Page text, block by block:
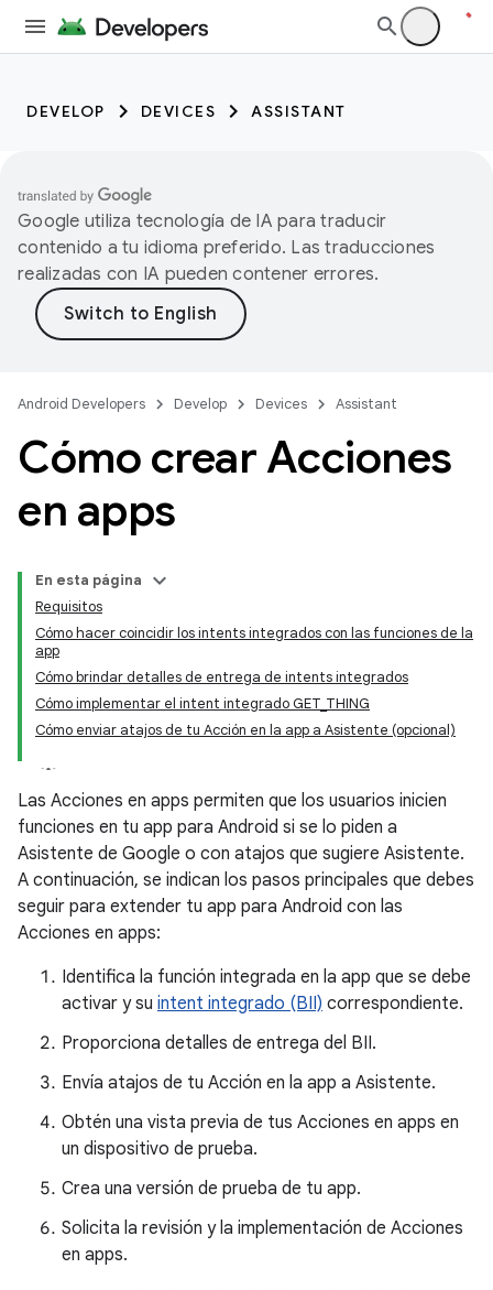
DEVELOP DEVICES ASSISTANT
Google utiliza tecnología de IA para traducir
contenido a tu idioma preferido. Las traducciones
realizadas con IA pueden contener errores.
Android Developers Develop Devices Assistant
Cómo crear Acciones
en apps
En esta página
Requisitos
Cómo hacer coincidir los intents integrados con las funciones de la
app
Cómo brindar detalles de entrega de intents integrados
Cómo implementar el intent integrado GET_THING
Cómo enviar atajos de tu Acción en la app a Asistente (opcional)
Las Acciones en apps permiten que los usuarios inicien
funciones en tu app para Android si se lo piden a
Asistente de Google o con atajos que sugiere Asistente.
A continuación, se indican los pasos principales que debes
seguir para extender tu app para Android con las
Acciones en apps:
Identifica la función integrada en la app que se debe
activar y su intent integrado (BII) correspondiente.
Proporciona detalles de entrega del BII.
Envía atajos de tu Acción en la app a Asistente.
Obtén una vista previa de tus Acciones en apps en
un dispositivo de prueba.
Crea una versión de prueba de tu app.
Solicita la revisión y la implementación de Acciones
en apps.